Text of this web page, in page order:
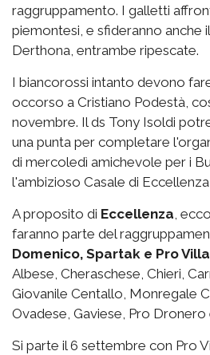
raggruppamento. I galletti
piemontesi, e sfideranno anche
Derthona, entrambe ripescate.
I biancorossi intanto devono
occorso a Cristiano Podestà,
novembre. Il ds Tony Isoldi
una punta per completare
di mercoledì amichevole per i
l'ambizioso Casale di
A proposito di Eccellenza,
faranno parte del
Domenico, Spartak e Pro
Albese, Cheraschese, Chieri,
Giovanile Centallo, Monregale
Ovadese, Gaviese, Pro Dronero
Si parte il 6 settembre con Pro